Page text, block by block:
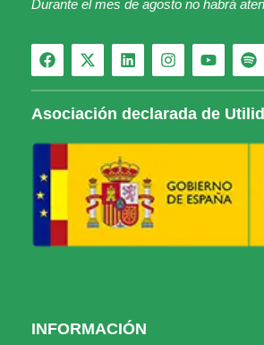
Durante el mes de agosto no habrá
Asociación declarada de
INFORMACIÓN